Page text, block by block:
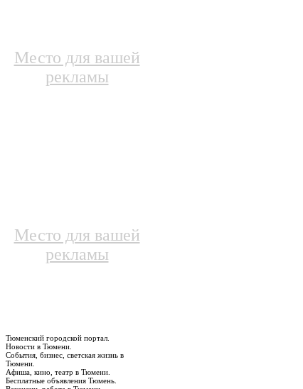
Место для вашей
рекламы
Место для вашей
рекламы
Тюменский городской портал.
Новости в Тюмени.
События, бизнес, светская жизнь в
Тюмени.
Афиша, кино, театр в Тюмени.
Бесплатные объявления Тюмень.